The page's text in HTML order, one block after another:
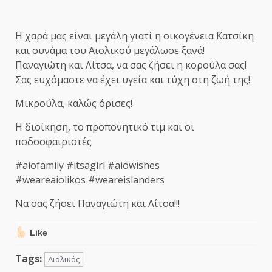
Η χαρά μας είναι μεγάλη γιατί η οικογένεια Κατσίκη
και συνάμα του Αιολικού μεγάλωσε ξανά!
Παναγιώτη και Λίτσα, να σας ζήσει η κορούλα σας!
Σας ευχόμαστε να έχει υγεία και τύχη στη ζωή της!
Μικρούλα, καλώς όρισες!
Η διοίκηση, το προπονητικό τιμ και οι
ποδοσφαιριστές
#aiofamily #itsagirl #aiowishes
#weareaiolikos #weareislanders
Να σας ζήσει Παναγιώτη και Λίτσα!!!
Like
Tags: Αιολικός